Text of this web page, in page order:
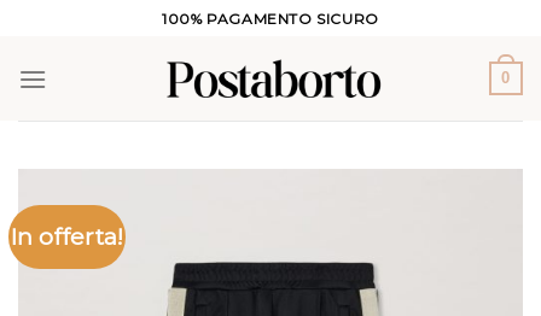
contenuti
100% PAGAMENTO SICURO
0
In offerta!